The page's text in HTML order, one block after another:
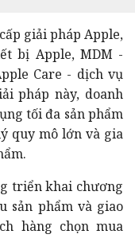
giải pháp Apple,
bị Apple, MDM -
Care - dịch vụ
pháp này, doanh
tối đa sản phẩm
quy mô lớn và gia
triển khai chương
sản phẩm và giao
hàng chọn mua